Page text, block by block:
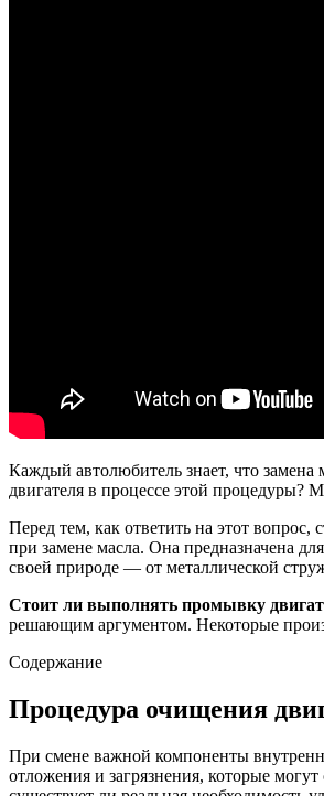
Каждый автолюбитель знает, что замена
двигателя в процессе этой процедуры?
Перед тем, как ответить на этот
при замене масла. Она предназначена
своей природе — от металлической
Стоит ли выполнять промывку
решающим аргументом. Некоторые
Содержание
Процедура очищения
При смене важной компоненты
отложения и загрязнения, которые